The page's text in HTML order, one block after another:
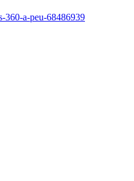
360-a-peu-68486939